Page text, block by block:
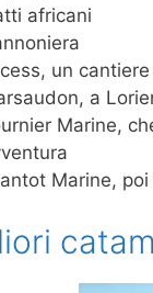
africani
un
a
Marine,
Marine,